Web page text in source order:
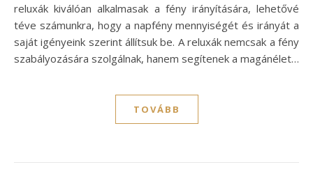
reluxák kiválóan alkalmasak a fény irányítására, lehetővé
téve számunkra, hogy a napfény mennyiségét és irányát a
saját igényeink szerint állítsuk be. A reluxák nemcsak a fény
szabályozására szolgálnak, hanem segítenek a magánélet…
TOVÁBB